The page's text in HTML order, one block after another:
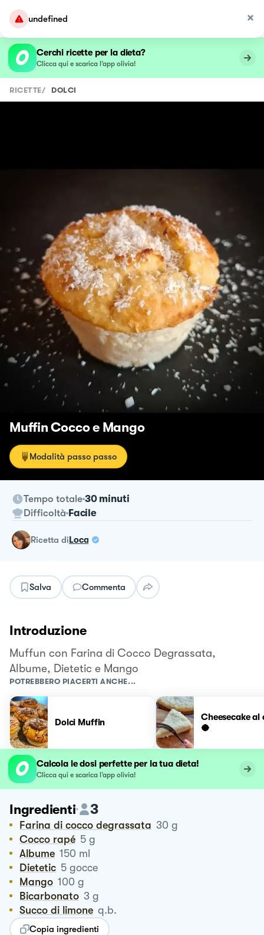
undefined
Cerchi ricette per la dieta?
Clicca qui e scarica l’app olivia!
RICETTE/ DOLCI
Muffin Cocco e Mango
Modalità passo passo
Tempo totale 30 minuti
Difficoltà Facile
ricetta diLoca
Salva Commenta
Introduzione
Muffun con Farina di Cocco Degrassata,
Albume, Dietetic e Mango
POTREBBERO PIACERTI ANCHE...
Dolci Muffin
Cheesecake al
🥥
Calcola le dosi perfette per la tua dieta!
Clicca qui e scarica l’app olivia!
Ingredienti 3
Farina di cocco degrassata 30 g
Cocco rapé 5 g
Albume 150 ml
Dietetic 5 gocce
Mango 100 g
Bicarbonato 3 g
Succo di limone q.b.
Copia ingredienti